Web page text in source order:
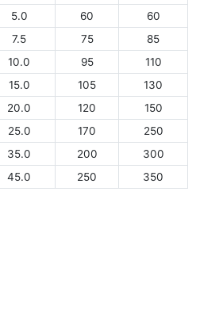
5.0 60
60
7.5 75
85
10.0 95
110
15.0 105
130
20.0 120
150
25.0 170
250
35.0 200
300
45.0 250 350